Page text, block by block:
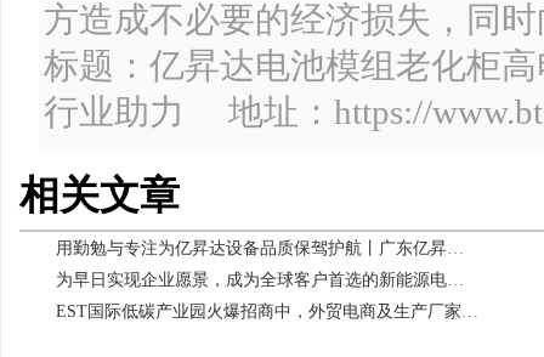
方造成不必要的经济损失，同
标题：亿昇达电池模组老化柜
行业助力 地址：https://
相关文章
用勤勉与专注为亿昇达设备品质保驾护航丨广东亿昇达为优秀月薪人员发放加班奖励
为早日实现企业愿景，成为全球客户首选的新能源电源电池检测系统引领者，广东亿昇达新ERP系统快马加鞭上线投入使用
EST国际低碳产业园火爆招商中，外贸电商及生产厂家配套产业链最佳选择！